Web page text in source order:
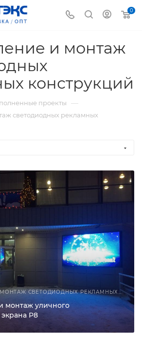
0
и монтаж
конструкций
проекты —
светодиодных рекламных
ИЗГОТОВЛЕНИЕ И МОНТАЖ СВЕТОДИОДНЫХ РЕКЛАМНЫХ КОНСТРУКЦИЙ
монтаж уличного
Р8